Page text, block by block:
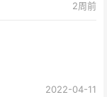
2周前
2022-04-11